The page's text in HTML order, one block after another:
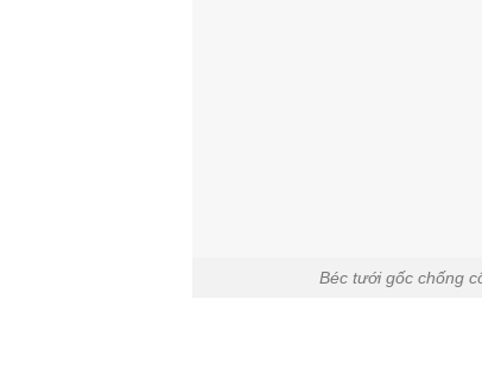
Béc tưới gốc chống